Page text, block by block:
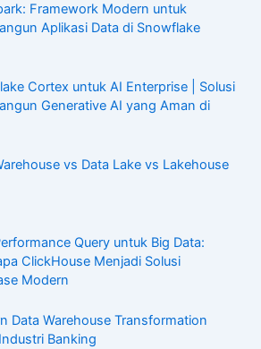
Framework Modern untuk
Aplikasi Data di Snowflake
Cortex untuk AI Enterprise | Solusi
Generative AI yang Aman di
vs Data Lake vs Lakehouse
Query untuk Big Data:
ClickHouse Menjadi Solusi
Modern
Data Warehouse Transformation
Banking